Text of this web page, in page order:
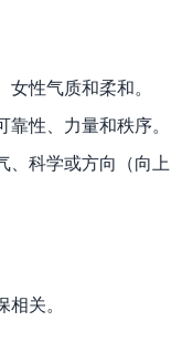
性气质和柔和。
性、力量和秩序。
、科学或方向（向上
关。